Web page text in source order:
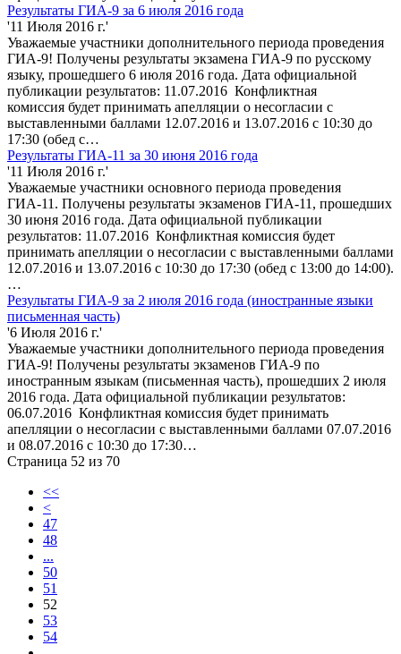
Результаты ГИА-9 за 6 июля 2016 года
'11 Июля 2016 г.'
Уважаемые участники дополнительного периода проведения
ГИА-9! Получены результаты экзамена ГИА-9 по русскому
языку, прошедшего 6 июля 2016 года. Дата официальной
публикации результатов: 11.07.2016 Конфликтная
комиссия будет принимать апелляции о несогласии с
выставленными баллами 12.07.2016 и 13.07.2016 с 10:30 до
17:30 (обед с…
Результаты ГИА-11 за 30 июня 2016 года
'11 Июля 2016 г.'
Уважаемые участники основного периода проведения
ГИА-11. Получены результаты экзаменов ГИА-11, прошедших
30 июня 2016 года. Дата официальной публикации
результатов: 11.07.2016 Конфликтная комиссия будет
принимать апелляции о несогласии с выставленными баллами
12.07.2016 и 13.07.2016 с 10:30 до 17:30 (обед с 13:00 до 14:00).
…
Результаты ГИА-9 за 2 июля 2016 года (иностранные языки
письменная часть)
'6 Июля 2016 г.'
Уважаемые участники дополнительного периода проведения
ГИА-9! Получены результаты экзаменов ГИА-9 по
иностранным языкам (письменная часть), прошедших 2 июля
2016 года. Дата официальной публикации результатов:
06.07.2016 Конфликтная комиссия будет принимать
апелляции о несогласии с выставленными баллами 07.07.2016
и 08.07.2016 с 10:30 до 17:30…
Страница 52 из 70
<<
<
47
48
...
50
51
52
53
54